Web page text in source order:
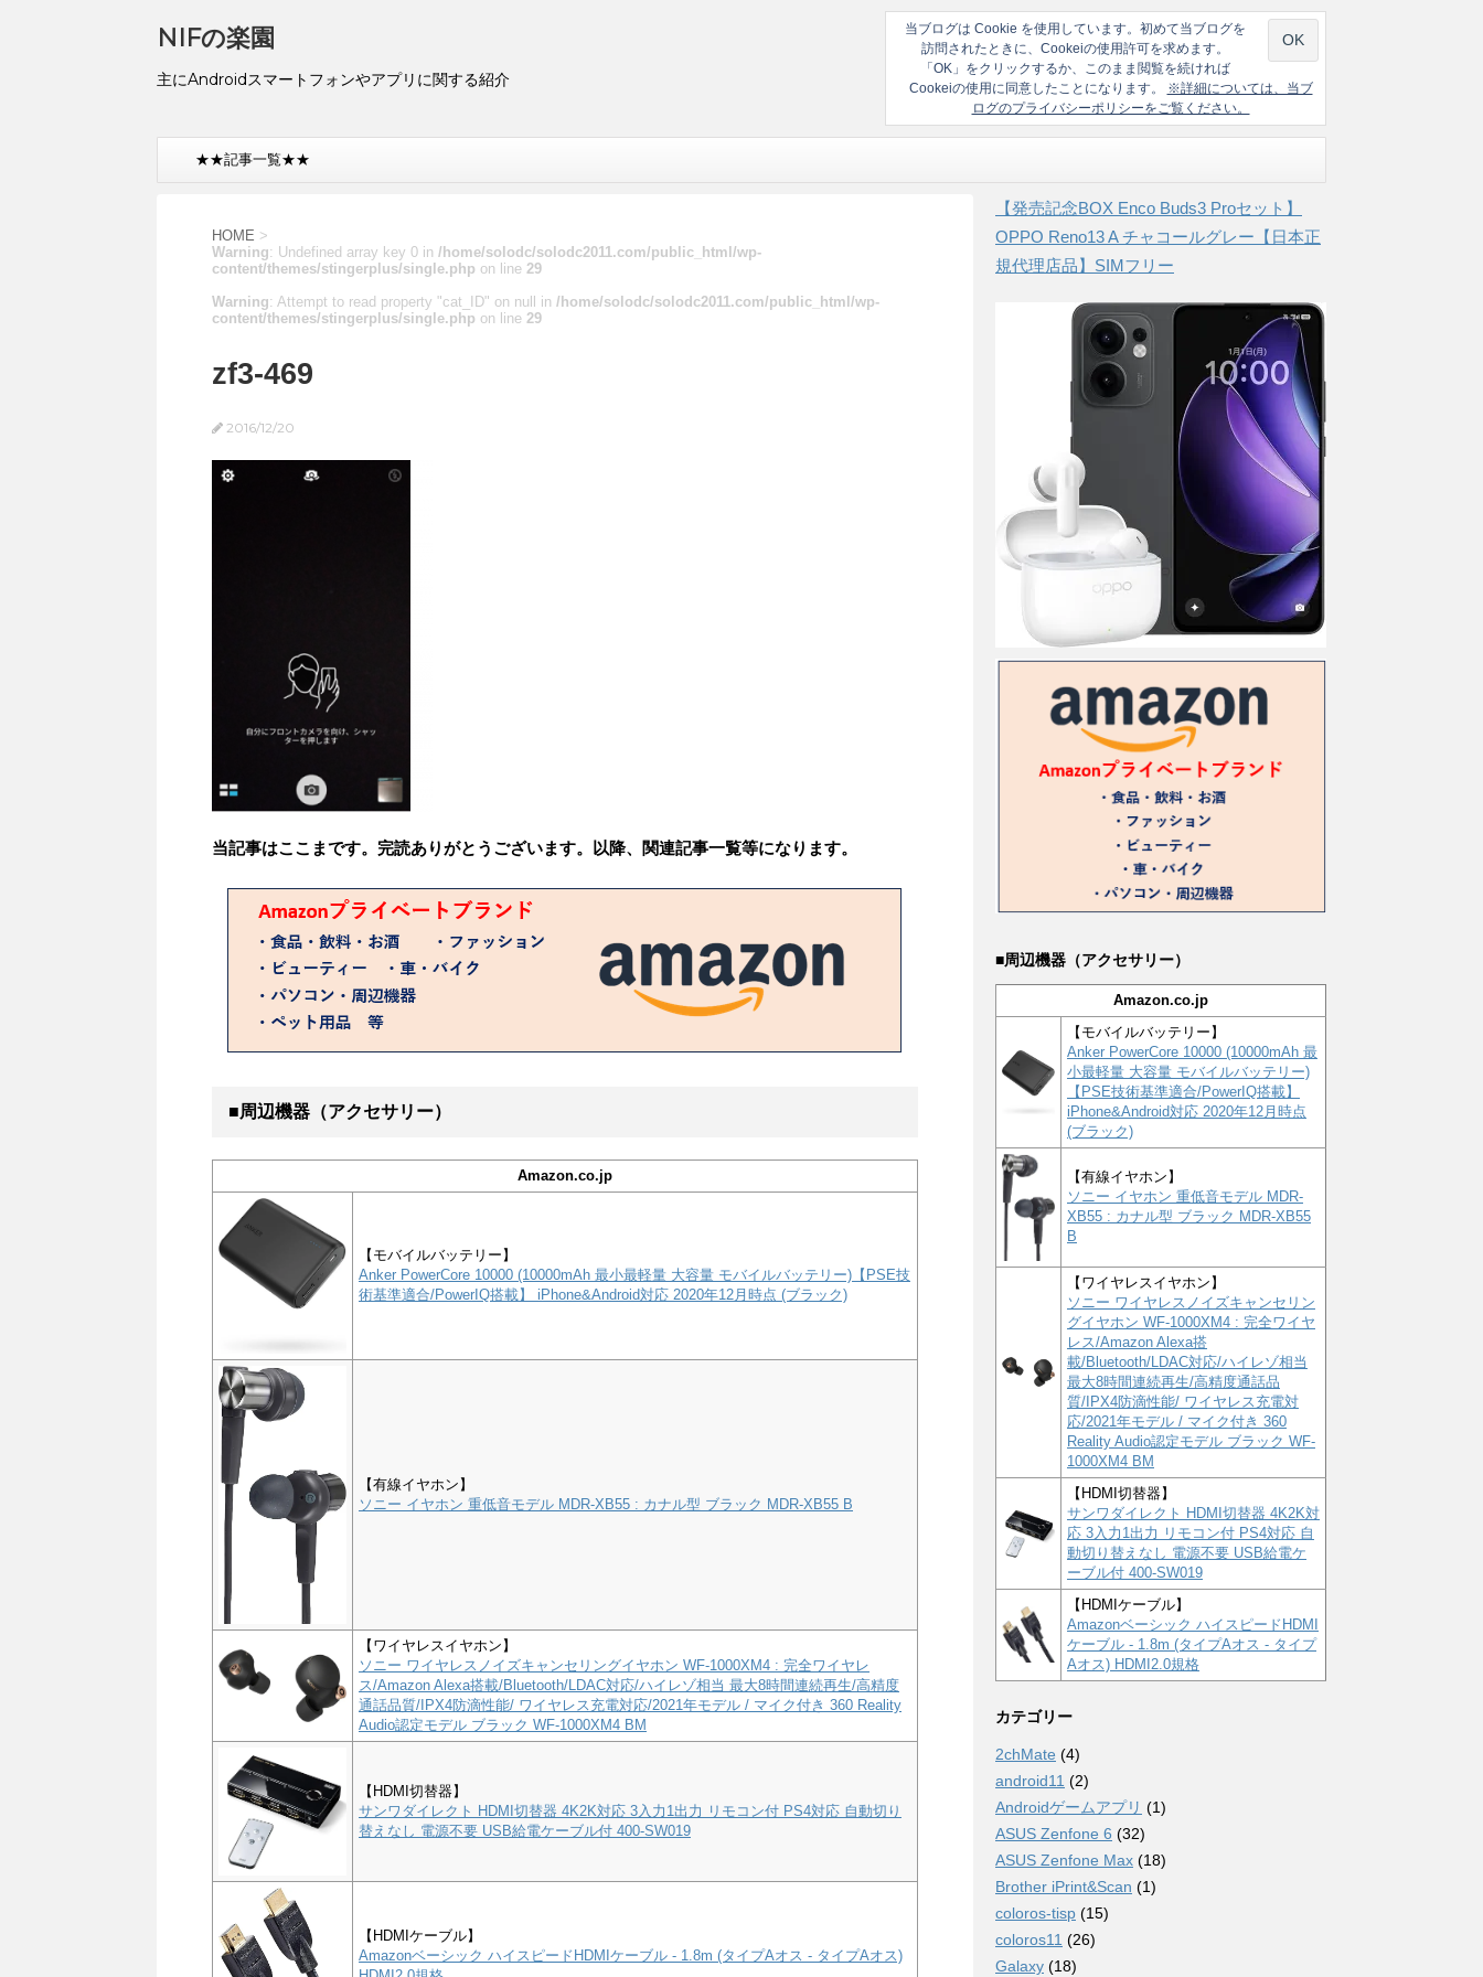
NIFの楽園
主にAndroidスマートフォンやアプリに関する紹介
当ブログは Cookie を使用しています。初めて当ブログを
訪問されたときに、Cookeiの使用許可を求めます。
「OK」をクリックするか、このまま閲覧を続ければ
Cookeiの使用に同意したことになります。
※詳細については、当ブ
ログのプライバシーポリシーをご覧ください。
★★記事一覧★★
HOME >
Warning: Undefined array key 0 in /home/solodc/solodc2011.com/public_html/wp-
content/themes/stingerplus/single.php on line 29
Warning: Attempt to read property "cat_ID" on null in /home/solodc/solodc2011.com/public_html/wp-
content/themes/stingerplus/single.php on line 29
zf3-469
2016/12/20
当記事はここまです。完読ありがとうございます。以降、関連記事一覧等になります。
■周辺機器（アクセサリー）
Amazon.co.jp
【モバイルバッテリー】
Anker PowerCore 10000 (10000mAh 最小最軽量 大容量 モバイルバッテリー)【PSE技
術基準適合/PowerIQ搭載】 iPhone&Android対応 2020年12月時点 (ブラック)
【有線イヤホン】
ソニー イヤホン 重低音モデル MDR-XB55 : カナル型 ブラック MDR-XB55 B
【ワイヤレスイヤホン】
ソニー ワイヤレスノイズキャンセリングイヤホン WF-1000XM4 : 完全ワイヤレ
ス/Amazon Alexa搭載/Bluetooth/LDAC対応/ハイレゾ相当 最大8時間連続再生/高精度
通話品質/IPX4防滴性能/ ワイヤレス充電対応/2021年モデル / マイク付き 360 Reality
Audio認定モデル ブラック WF-1000XM4 BM
【HDMI切替器】
サンワダイレクト HDMI切替器 4K2K対応 3入力1出力 リモコン付 PS4対応 自動切り
替えなし 電源不要 USB給電ケーブル付 400-SW019
【HDMIケーブル】
Amazonベーシック ハイスピードHDMIケーブル - 1.8m (タイプAオス - タイプAオス)
【発売記念BOX Enco Buds3 Proセット】
OPPO Reno13 A チャコールグレー【日本正
規代理店品】SIMフリー
■周辺機器（アクセサリー）
Amazon.co.jp
【モバイルバッテリー】
Anker PowerCore 10000 (10000mAh 最
小最軽量 大容量 モバイルバッテリー)
【PSE技術基準適合/PowerIQ搭載】
iPhone&Android対応 2020年12月時点
(ブラック)
【有線イヤホン】
ソニー イヤホン 重低音モデル MDR-
XB55 : カナル型 ブラック MDR-XB55
B
【ワイヤレスイヤホン】
ソニー ワイヤレスノイズキャンセリン
グイヤホン WF-1000XM4 : 完全ワイヤ
レス/Amazon Alexa搭
載/Bluetooth/LDAC対応/ハイレゾ相当
最大8時間連続再生/高精度通話品
質/IPX4防滴性能/ ワイヤレス充電対
応/2021年モデル / マイク付き 360
Reality Audio認定モデル ブラック WF-
1000XM4 BM
【HDMI切替器】
サンワダイレクト HDMI切替器 4K2K対
応 3入力1出力 リモコン付 PS4対応 自
動切り替えなし 電源不要 USB給電ケ
ーブル付 400-SW019
【HDMIケーブル】
Amazonベーシック ハイスピードHDMI
ケーブル - 1.8m (タイプAオス - タイプ
Aオス) HDMI2.0規格
カテゴリー
2chMate (4)
android11 (2)
Androidゲームアプリ (1)
ASUS Zenfone 6 (32)
ASUS Zenfone Max (18)
Brother iPrint&Scan (1)
coloros-tisp (15)
coloros11 (26)
Galaxy (18)